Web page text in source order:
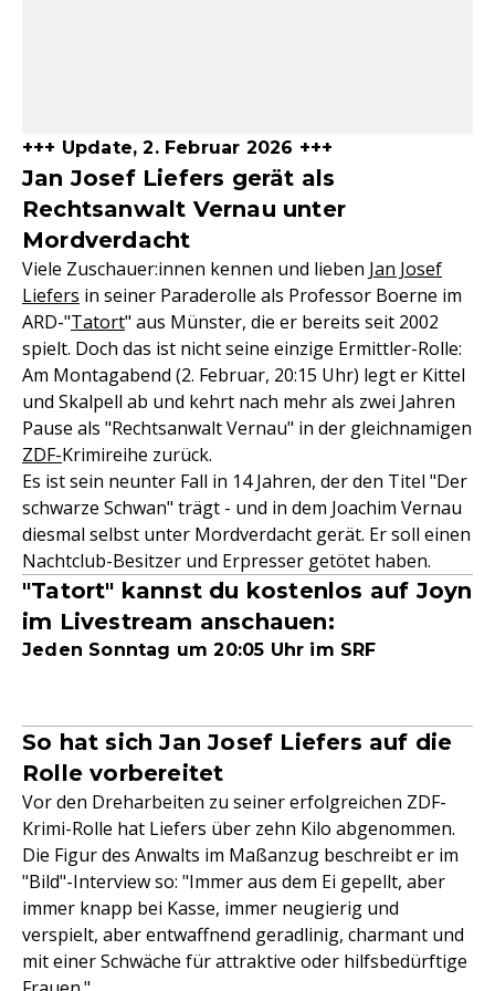
+++ Update, 2. Februar 2026 +++
Jan Josef Liefers gerät als
Rechtsanwalt Vernau unter
Mordverdacht
Viele Zuschauer:innen kennen und lieben Jan Josef
Liefers in seiner Paraderolle als Professor Boerne im
ARD-"Tatort" aus Münster, die er bereits seit 2002
spielt. Doch das ist nicht seine einzige Ermittler-Rolle:
Am Montagabend (2. Februar, 20:15 Uhr) legt er Kittel
und Skalpell ab und kehrt nach mehr als zwei Jahren
Pause als "Rechtsanwalt Vernau" in der gleichnamigen
ZDF-Krimireihe zurück.
Es ist sein neunter Fall in 14 Jahren, der den Titel "Der
schwarze Schwan" trägt - und in dem Joachim Vernau
diesmal selbst unter Mordverdacht gerät. Er soll einen
Nachtclub-Besitzer und Erpresser getötet haben.
"Tatort" kannst du kostenlos auf Joyn
im Livestream anschauen:
Jeden Sonntag um 20:05 Uhr im SRF
So hat sich Jan Josef Liefers auf die
Rolle vorbereitet
Vor den Dreharbeiten zu seiner erfolgreichen ZDF-
Krimi-Rolle hat Liefers über zehn Kilo abgenommen.
Die Figur des Anwalts im Maßanzug beschreibt er im
"Bild"-Interview so: "Immer aus dem Ei gepellt, aber
immer knapp bei Kasse, immer neugierig und
verspielt, aber entwaffnend geradlinig, charmant und
mit einer Schwäche für attraktive oder hilfsbedürftige